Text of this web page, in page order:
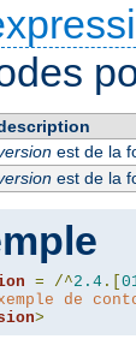
est de la
est de la
= /^2.4 .[
de
>